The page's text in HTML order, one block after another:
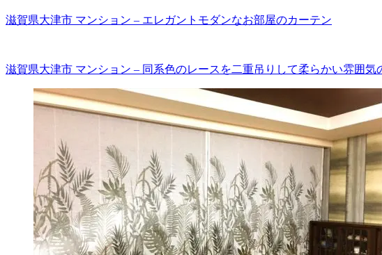
滋賀県大津市 マンション – エレガントモダンなお部屋のカーテン
滋賀県大津市 マンション – 同系色のレースを二重吊りして柔らかい雰囲気